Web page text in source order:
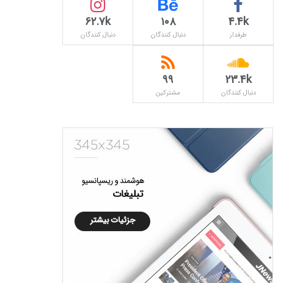
4.4k
طرفدار
۱۰۸
دنبال کنندگان
62.7k
دنبال کنندگان
23.4k
دنبال کنندگان
۹۹
مشترکین